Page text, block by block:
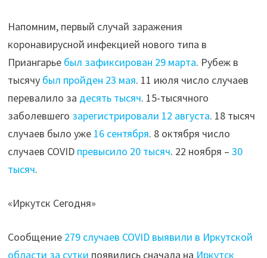
Напомним, первый случай заражения
коронавирусной инфекцией нового типа в
Приангарье был зафиксирован 29 марта. Рубеж в
тысячу был пройден 23 мая. 11 июля число случаев
перевалило за десять тысяч. 15-тысячного
заболевшего зарегистрировали 12 августа. 18 тысяч
случаев было уже 16 сентября. 8 октября число
случаев COVID превысило 20 тысяч. 22 ноября – 30
тысяч.
«Иркутск Сегодня»
Сообщение 279 случаев COVID выявили в Иркутской
области за сутки появились сначала на Иркутск